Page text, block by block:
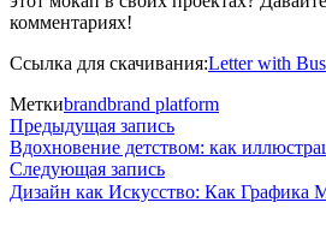
комментариях!
Ссылка для скачивания:Letter with
Меткиbrandbrand platform
Навигация
по
записям
Предыдущая записьПредыдущая
запись:
Вдохновение детством: как
Следующая записьСледующая
запись:
Дизайн как Искусство: Как Графика